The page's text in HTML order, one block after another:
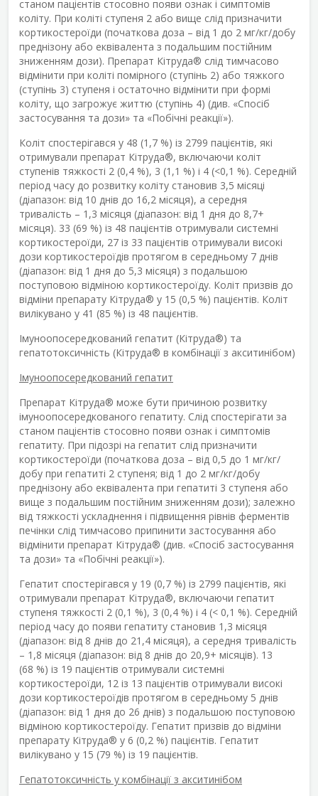
станом пацієнтів стосовно появи ознак і симптомів
коліту. При коліті ступеня 2 або вище слід призначити
кортикостероїди (початкова доза – від 1 до 2 мг/кг/добу
преднізону або еквівалента з подальшим постійним
зниженням дози). Препарат Кітруда® слід тимчасово
відмінити при коліті помірного (ступінь 2) або тяжкого
(ступінь 3) ступеня і остаточно відмінити при формі
коліту, що загрожує життю (ступінь 4) (див. «Спосіб
застосування та дози» та «Побічні реакції»).
Коліт спостерігався у 48 (1,7 %) із 2799 пацієнтів, які
отримували препарат Кітруда®, включаючи коліт
ступенів тяжкості 2 (0,4 %), 3 (1,1 %) і 4 (<0,1 %). Середній
період часу до розвитку коліту становив 3,5 місяці
(діапазон: від 10 днів до 16,2 місяця), а середня
тривалість – 1,3 місяця (діапазон: від 1 дня до 8,7+
місяця). 33 (69 %) із 48 пацієнтів отримували системні
кортикостероїди, 27 із 33 пацієнтів отримували високі
дози кортикостероїдів протягом в середньому 7 днів
(діапазон: від 1 дня до 5,3 місяця) з подальшою
поступовою відміною кортикостероїду. Коліт призвів до
відміни препарату Кітруда® у 15 (0,5 %) пацієнтів. Коліт
вилікувано у 41 (85 %) із 48 пацієнтів.
Імуноопосередкований гепатит (Кітруда®) та
гепатотоксичність (Кітруда® в комбінації з акситинібом)
Імуноопосередкований гепатит
Препарат Кітруда® може бути причиною розвитку
імуноопосередкованого гепатиту. Слід спостерігати за
станом пацієнтів стосовно появи ознак і симптомів
гепатиту. При підозрі на гепатит слід призначити
кортикостероїди (початкова доза – від 0,5 до 1 мг/кг/
добу при гепатиті 2 ступеня; від 1 до 2 мг/кг/добу
преднізону або еквівалента при гепатиті 3 ступеня або
вище з подальшим постійним зниженням дози); залежно
від тяжкості ускладнення і підвищення рівнів ферментів
печінки слід тимчасово припинити застосування або
відмінити препарат Кітруда® (див. «Спосіб застосування
та дози» та «Побічні реакції»).
Гепатит спостерігався у 19 (0,7 %) із 2799 пацієнтів, які
отримували препарат Кітруда®, включаючи гепатит
ступеня тяжкості 2 (0,1 %), 3 (0,4 %) і 4 (< 0,1 %). Середній
період часу до появи гепатиту становив 1,3 місяця
(діапазон: від 8 днів до 21,4 місяця), а середня тривалість
– 1,8 місяця (діапазон: від 8 днів до 20,9+ місяців). 13
(68 %) із 19 пацієнтів отримували системні
кортикостероїди, 12 із 13 пацієнтів отримували високі
дози кортикостероїдів протягом в середньому 5 днів
(діапазон: від 1 дня до 26 днів) з подальшою поступовою
відміною кортикостероїду. Гепатит призвів до відміни
препарату Кітруда® у 6 (0,2 %) пацієнтів. Гепатит
вилікувано у 15 (79 %) із 19 пацієнтів.
Гепатотоксичність у комбінації з акситинібом